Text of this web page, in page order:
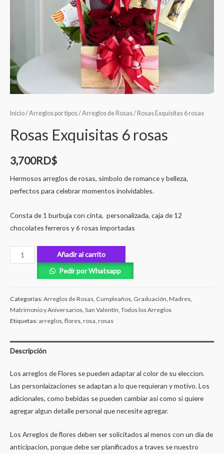
Inicio/Arreglos por tipos/Arreglos de Rosas/ Rosas Exquisitas 6 rosas
Rosas Exquisitas 6 rosas
3,700RD$
Hermosos arreglos de rosas, símbolo de romance y belleza,
perfectos para celebrar momentos inolvidables.
Consta de 1 burbuja con cinta, personalizada, caja de 12
chocolates ferreros y 6 rosas importadas
Añadir al carrito
Pedir por Whatsapp
Categorías:Arreglos de Rosas, Cumpleaños, Graduación, Madres,
Matrimonio y Aniversarios, San Valentín, Todos los Arreglos
Etiquetas: arreglos, flores, rosa, rosas
Descripción
Los arreglos de Flores se pueden adaptar al color de su eleccion.
Las personlaizaciones se adaptan a lo que requieran y motivo. Los
adicionales, como bebidas se pueden cambiar asi como si quiere
agregar algun detalle personal que necesite agregar.
Los Arreglos de flores deben ser solicitados al menos con un dia de
anticipacion, porque debe ser planificados a traves se nuestro